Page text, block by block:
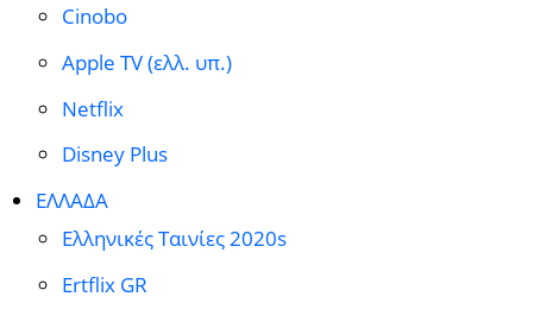
Cinobo
Apple TV (ελλ. υπ.)
Netflix
Disney Plus
ΕΛΛΑΔΑ
Ελληνικές Ταινίες 2020s
Ertflix GR